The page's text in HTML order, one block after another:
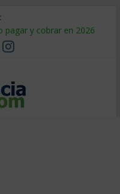
pagar y cobrar en 2026
sale tan caro
auditarla a tiempo
qué hacer
segmentarlo y venderle